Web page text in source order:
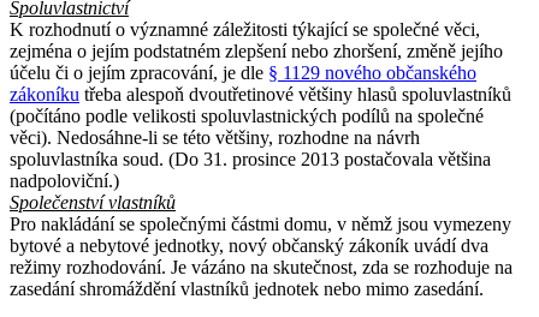
Spoluvlastnictví
K rozhodnutí o významné záležitosti týkající se společné věci,
zejména o jejím podstatném zlepšení nebo zhoršení, změně jejího
účelu či o jejím zpracování, je dle § 1129 nového občanského
zákoníku třeba alespoň dvoutřetinové většiny hlasů spoluvlastníků
(počítáno podle velikosti spoluvlastnických podílů na společné
věci). Nedosáhne-li se této většiny, rozhodne na návrh
spoluvlastníka soud. (Do 31. prosince 2013 postačovala většina
nadpoloviční.)
Společenství vlastníků
Pro nakládání se společnými částmi domu, v němž jsou vymezeny
bytové a nebytové jednotky, nový občanský zákoník uvádí dva
režimy rozhodování. Je vázáno na skutečnost, zda se rozhoduje na
zasedání shromáždění vlastníků jednotek nebo mimo zasedání.